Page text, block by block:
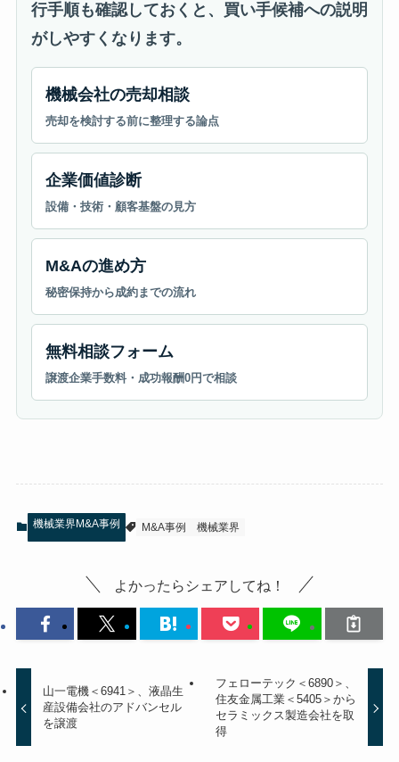
行手順も確認しておくと、買い手候補への説明
がしやすくなります。
機械会社の売却相談
売却を検討する前に整理する論点
企業価値診断
設備・技術・顧客基盤の見方
M&Aの進め方
秘密保持から成約までの流れ
無料相談フォーム
譲渡企業手数料・成功報酬0円で相談
機械業界M&A事例 M&A事例 機械業界
よかったらシェアしてね！
山一電機＜6941＞、液晶生
産設備会社のアドバンセル
を譲渡
フェローテック＜6890＞、
住友金属工業＜5405＞から
セラミックス製造会社を取
得